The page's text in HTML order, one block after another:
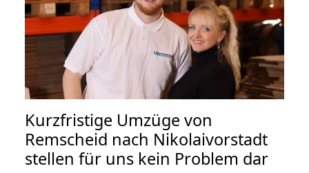
Kurzfristige Umzüge von
Remscheid nach Nikolaivorstadt
stellen für uns kein Problem dar